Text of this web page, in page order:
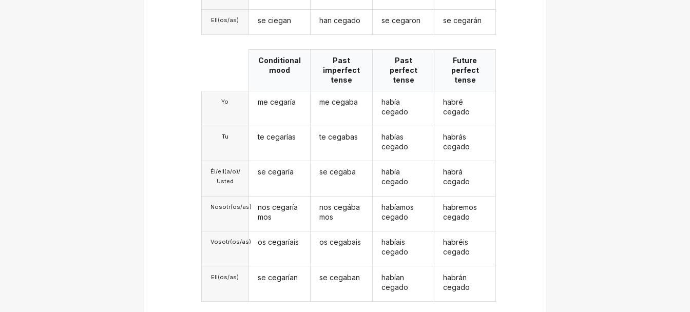
Ell(os/as) se ciegan han cegado se cegaron se cegarán
Yo
Tu
Él/ell(a/o)/
Usted
Nosotr(os/as)
Vosotr(os/as)
Ell(os/as)
Conditional
mood
me cegaría
te cegarías
se cegaría
nos cegaría
mos
os cegaríais
se cegarían
Past
imperfect
tense
me cegaba
te cegabas
se cegaba
nos cegába
mos
os cegabais
se cegaban
Past
perfect
tense
había
cegado
habías
cegado
había
cegado
habíamos
cegado
habíais
cegado
habían
cegado
Future
perfect
tense
habré
cegado
habrás
cegado
habrá
cegado
habremos
cegado
habréis
cegado
habrán
cegado